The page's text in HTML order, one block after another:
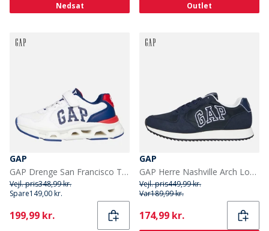
Nedsat Outlet
GAP
GAP Drenge San Francisco Træningssko White Navy Red
Vejl. pris348,99 kr.
Spare149,00 kr.
Current
199,99 kr.
GAP
GAP Herre Nashville Arch Logo Træningssko Navy
Vejl. pris449,99 kr.
Var189,99 kr.
Current
174,99 kr.